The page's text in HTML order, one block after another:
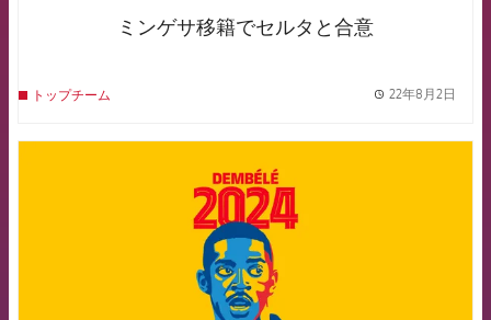
ミンゲサ移籍でセルタと合意
トップチーム 22年8月2日